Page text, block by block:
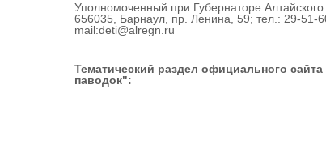
Уполномоченный при Губернаторе
656035, Барнаул, пр. Ленина, 59; тел.: 29-51-
mail:deti@alregn.ru
Тематический раздел официального
паводок":